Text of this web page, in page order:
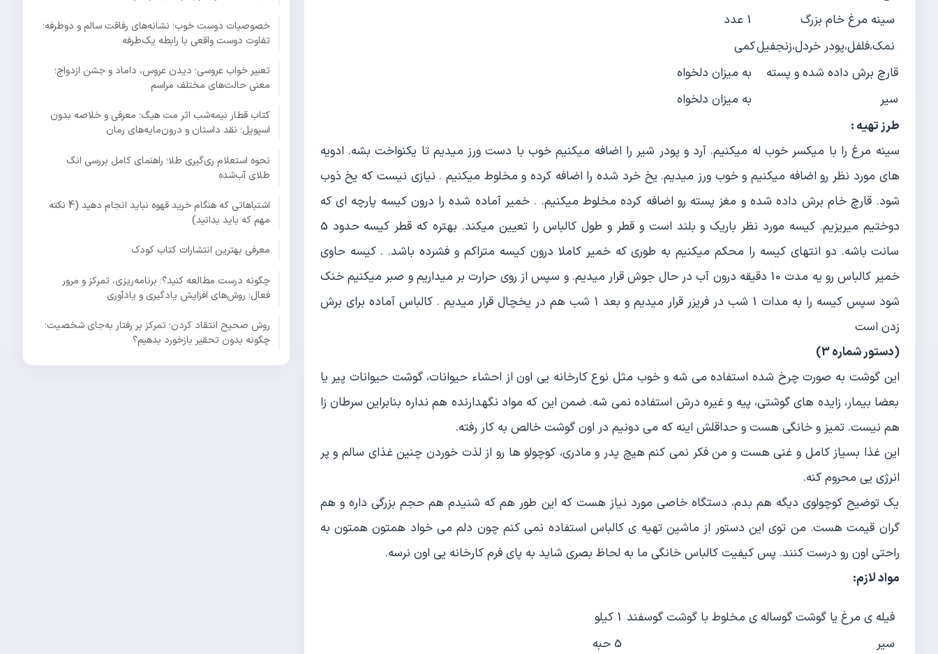
سینه مرغ خام بزرگ
نمك،فلفل،پودر خردل،زنجفیلكمی
قارچ برش داده شده و پسته
به میزان دلخواه
سیر
به میزان دلخواه
طرز تهیه :
سینه مرغ را با میكسر خوب له میكنیم. آرد و پودر شیر را اضافه میكنیم خوب با دست ورز میدیم تا یكنواخت بشه. ادویه
های مورد نظر رو اضافه میكنیم و خوب ورز میدیم. یخ خرد شده را اضافه كرده و مخلوط میكنیم . نیازی نیست كه یخ ذوب
شود. قارچ خام برش داده شده و مغز پسته رو اضافه كرده مخلوط میكنیم. . خمیر آماده شده را درون كیسه پارچه ای كه
دوختیم میریزیم. كیسه مورد نظر باریك و بلند است و قطر و طول كالباس را تعیین میكند. بهتره كه قطر كیسه حدود 5
سانت باشه. دو انتهای كیسه را محكم میكنیم به طوری كه خمیر كاملا درون كیسه متراكم و فشرده باشد. . كیسه حاوی
خمیر كالباس رو یه مدت 10 دقیقه درون آب در حال جوش قرار میدیم. و سپس از روی حرارت بر میداریم و صبر میكنیم خنك
شود سپس كیسه را به مدات 1 شب در فریزر قرار میدیم و بعد 1 شب هم در یخچال قرار میدیم . كالباس آماده برای برش
زدن است
(دستور شماره 3)
این گوشت به صورت چرخ شده استفاده می شه و خوب مثل نوع کارخانه یی اون از احشاء حیوانات، گوشت حیوانات پیر یا
بعضا بیمار، زایده های گوشتی، پیه و غیره درش استفاده نمی شه. ضمن این که مواد نگهدارنده هم نداره بنابراین سرطان زا
هم نیست. تمیز و خانگی هست و حداقلش اینه که می دونیم در اون گوشت خالص به کار رفته.
این غذا بسیاز كامل و غنی هست و من فکر نمی کنم هیچ پدر و مادری، کوچولو ها رو از لذت خوردن چنین غذای سالم و پر
انرژی یی محروم کنه.
یك توضیح كوچولوی دیگه هم بدم، دستگاه خاصی مورد نیاز هست كه این طور هم كه شنیدم هم حجم بزرگی داره و هم
گران قیمت هست. من توی این دستور از ماشین تهیه ی كالباس استفاده نمی كنم چون دلم می خواد همتون همتون به
راحتی اون رو درست كنند. پس كیفیت كالباس خانگی ما به لحاظ بصری شاید به پای فرم كارخانه یی اون نرسه.
مواد لازم:
فیله ی مرغ یا گوشت گوساله ی مخلوط با گوشت گوسفند
سیر
خصوصیات دوست خوب؛ نشانه‌های رفاقت سالم و دوطرفه؛
تفاوت دوست واقعی با رابطه یک‌طرفه
تعبیر خواب عروسی؛ دیدن عروس، داماد و جشن ازدواج؛
معنی حالت‌های مختلف مراسم
کتاب قطار نیمه‌شب اثر مت هیگ؛ معرفی و خلاصه بدون
اسپویل؛ نقد داستان و درون‌مایه‌های رمان
نحوه استعلام ری‌گیری طلا؛ راهنمای کامل بررسی انگ
طلای آب‌شده
اشتباهاتی که هنگام خرید قهوه نباید انجام دهید (4 نکته
مهم که باید بدانید)
معرفی بهترین انتشارات کتاب کودک
چگونه درست مطالعه کنید؟؛ برنامه‌ریزی، تمرکز و مرور
فعال؛ روش‌های افزایش یادگیری و یادآوری
روش صحیح انتقاد کردن؛ تمرکز بر رفتار به‌جای شخصیت؛
چگونه بدون تحقیر بازخورد بدهیم؟